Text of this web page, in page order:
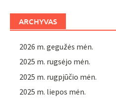
ARCHYVAS
2026 m. gegužės mėn.
2025 m. rugsėjo mėn.
2025 m. rugpjūčio mėn.
2025 m. liepos mėn.